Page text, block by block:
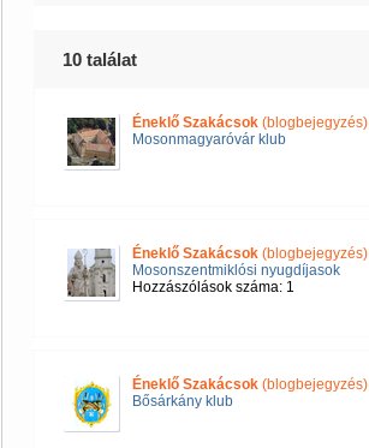
10 találat
Éneklő Szakácsok (blogbejegyzés)
Mosonmagyaróvár klub
Éneklő Szakácsok (blogbejegyzés)
Mosonszentmiklósi nyugdíjasok
Hozzászólások száma: 1
Éneklő Szakácsok (blogbejegyzés)
Bősárkány klub